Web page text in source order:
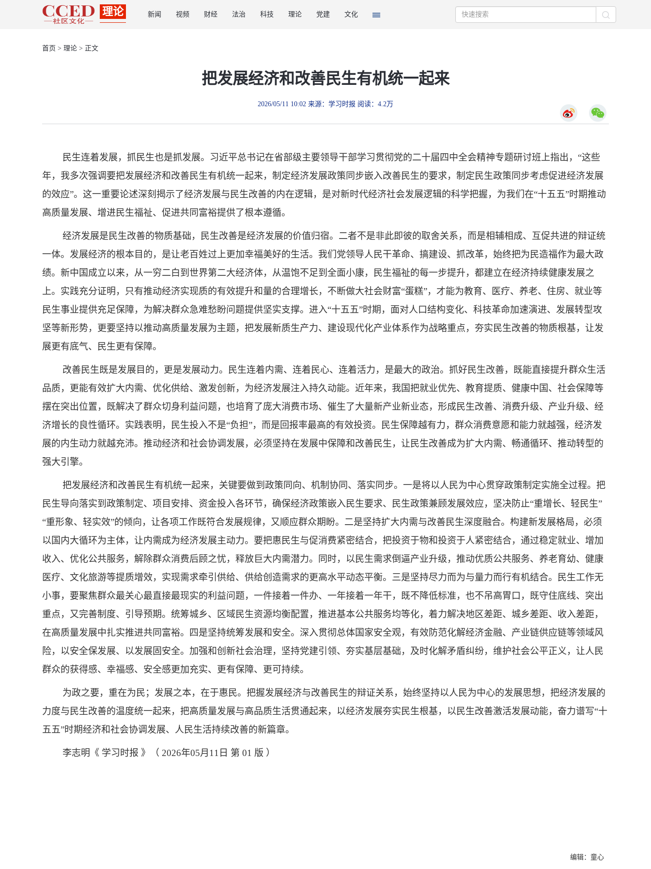
理论 新闻 视频 财经 法治 科技 理论 党建 文化
首页 > 理论 > 正文
把发展经济和改善民生有机统一起来
2026/05/11 10:02 来源：学习时报 阅读：4.2万
民生连着发展，抓民生也是抓发展。习近平总书记在省部级主要领导干部学习贯彻党的二十届四中全会精神专题研讨班上指出，“这些
年，我多次强调要把发展经济和改善民生有机统一起来，制定经济发展政策同步嵌入改善民生的要求，制定民生政策同步考虑促进经济发展
的效应”。这一重要论述深刻揭示了经济发展与民生改善的内在逻辑，是对新时代经济社会发展逻辑的科学把握，为我们在“十五五”时期推动
高质量发展、增进民生福祉、促进共同富裕提供了根本遵循。
经济发展是民生改善的物质基础，民生改善是经济发展的价值归宿。二者不是非此即彼的取舍关系，而是相辅相成、互促共进的辩证统
一体。发展经济的根本目的，是让老百姓过上更加幸福美好的生活。我们党领导人民干革命、搞建设、抓改革，始终把为民造福作为最大政
绩。新中国成立以来，从一穷二白到世界第二大经济体，从温饱不足到全面小康，民生福祉的每一步提升，都建立在经济持续健康发展之
上。实践充分证明，只有推动经济实现质的有效提升和量的合理增长，不断做大社会财富“蛋糕”，才能为教育、医疗、养老、住房、就业等
民生事业提供充足保障，为解决群众急难愁盼问题提供坚实支撑。进入“十五五”时期，面对人口结构变化、科技革命加速演进、发展转型攻
坚等新形势，更要坚持以推动高质量发展为主题，把发展新质生产力、建设现代化产业体系作为战略重点，夯实民生改善的物质根基，让发
展更有底气、民生更有保障。
改善民生既是发展目的，更是发展动力。民生连着内需、连着民心、连着活力，是最大的政治。抓好民生改善，既能直接提升群众生活
品质，更能有效扩大内需、优化供给、激发创新，为经济发展注入持久动能。近年来，我国把就业优先、教育提质、健康中国、社会保障等
摆在突出位置，既解决了群众切身利益问题，也培育了庞大消费市场、催生了大量新产业新业态，形成民生改善、消费升级、产业升级、经
济增长的良性循环。实践表明，民生投入不是“负担”，而是回报率最高的有效投资。民生保障越有力，群众消费意愿和能力就越强，经济发
展的内生动力就越充沛。推动经济和社会协调发展，必须坚持在发展中保障和改善民生，让民生改善成为扩大内需、畅通循环、推动转型的
强大引擎。
把发展经济和改善民生有机统一起来，关键要做到政策同向、机制协同、落实同步。一是将以人民为中心贯穿政策制定实施全过程。把
民生导向落实到政策制定、项目安排、资金投入各环节，确保经济政策嵌入民生要求、民生政策兼顾发展效应，坚决防止“重增长、轻民生”
“重形象、轻实效”的倾向，让各项工作既符合发展规律，又顺应群众期盼。二是坚持扩大内需与改善民生深度融合。构建新发展格局，必须
以国内大循环为主体，让内需成为经济发展主动力。要把惠民生与促消费紧密结合，把投资于物和投资于人紧密结合，通过稳定就业、增加
收入、优化公共服务，解除群众消费后顾之忧，释放巨大内需潜力。同时，以民生需求倒逼产业升级，推动优质公共服务、养老育幼、健康
医疗、文化旅游等提质增效，实现需求牵引供给、供给创造需求的更高水平动态平衡。三是坚持尽力而为与量力而行有机结合。民生工作无
小事，要聚焦群众最关心最直接最现实的利益问题，一件接着一件办、一年接着一年干，既不降低标准，也不吊高胃口，既守住底线、突出
重点，又完善制度、引导预期。统筹城乡、区域民生资源均衡配置，推进基本公共服务均等化，着力解决地区差距、城乡差距、收入差距，
在高质量发展中扎实推进共同富裕。四是坚持统筹发展和安全。深入贯彻总体国家安全观，有效防范化解经济金融、产业链供应链等领域风
险，以安全保发展、以发展固安全。加强和创新社会治理，坚持党建引领、夯实基层基础，及时化解矛盾纠纷，维护社会公平正义，让人民
群众的获得感、幸福感、安全感更加充实、更有保障、更可持续。
为政之要，重在为民；发展之本，在于惠民。把握发展经济与改善民生的辩证关系，始终坚持以人民为中心的发展思想，把经济发展的
力度与民生改善的温度统一起来，把高质量发展与高品质生活贯通起来，以经济发展夯实民生根基，以民生改善激活发展动能，奋力谱写“十
五五”时期经济和社会协调发展、人民生活持续改善的新篇章。
李志明《 学习时报 》（ 2026年05月11日 第 01 版 ）
编辑：童心